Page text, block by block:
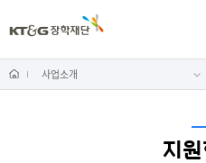
사업소개
지